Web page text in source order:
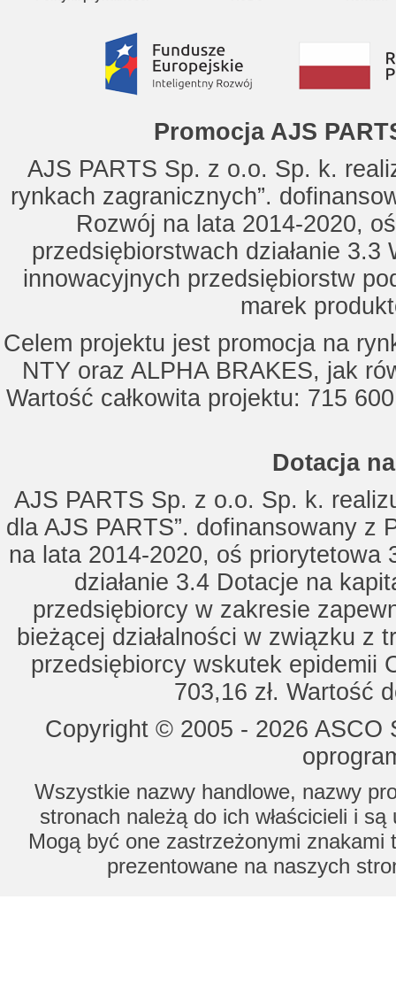
Promocja AJS
AJS PARTS Sp. z o.o. Sp. k.
rynkach zagranicznych”.
Rozwój na lata 2014-2020,
przedsiębiorstwach działanie
innowacyjnych przedsiębiorstw
marek
Celem projektu jest promocja na
NTY oraz ALPHA BRAKES, jak
Wartość całkowita projektu: 715
Dotacja
AJS PARTS Sp. z o.o. Sp. k.
dla AJS PARTS”. dofinansowany z
na lata 2014-2020, oś priorytetowa
działanie 3.4 Dotacje na
przedsiębiorcy w zakresie
bieżącej działalności w związku z
przedsiębiorcy wskutek epidemii
703,16 zł. Wartość
Copyright © 2005 - 2026
Wszystkie nazwy handlowe, nazwy
stronach należą do ich właścicieli i
Mogą być one zastrzeżonymi znakami
prezentowane na naszych